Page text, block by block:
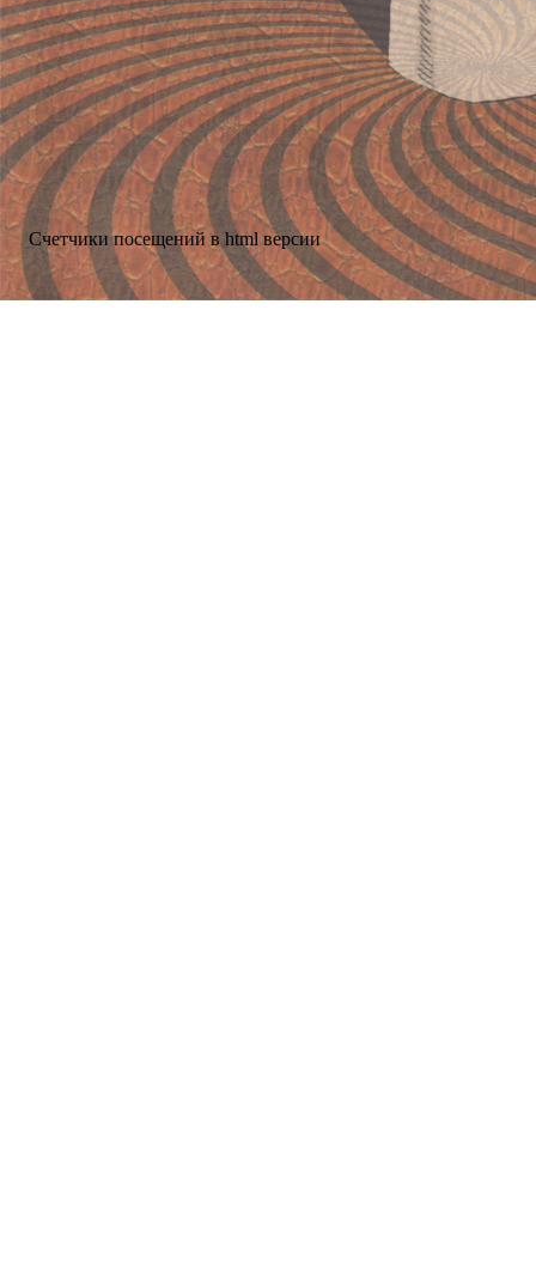
Счетчики посещений в html версии